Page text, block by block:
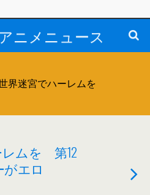
ニメニュース
界迷宮でハーレムを
レムを 第12
エロ